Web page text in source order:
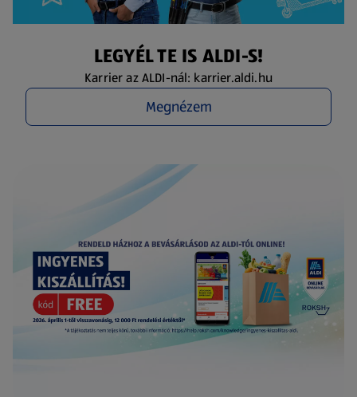
LEGYÉL TE IS ALDI-S!
Karrier az ALDI-nál: karrier.aldi.hu
Megnézem